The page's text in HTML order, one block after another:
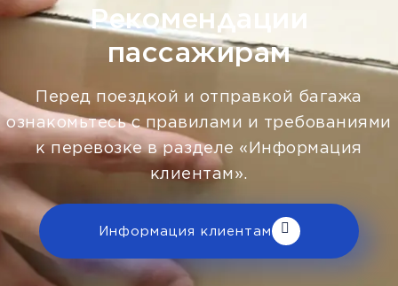
Рекомендации
пассажирам
Перед поездкой и отправкой багажа
ознакомьтесь с правилами и требованиями
к перевозке в разделе «Информация
клиентам».
Информация клиентам